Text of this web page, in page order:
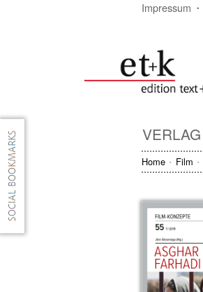
Impressum
VERLAG
Home Film